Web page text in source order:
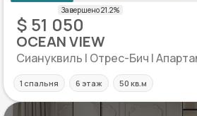
$ 51 050
OCEAN VIEW
Сиануквиль | Отрес-Бич |
1 спальня 6 этаж 50 кв.м